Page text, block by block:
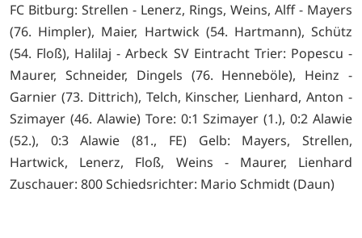
FC Bitburg: Strellen - Lenerz, Rings, Weins, Alff - Mayers
(76. Himpler), Maier, Hartwick (54. Hartmann), Schütz
(54. Floß), Halilaj - Arbeck SV Eintracht Trier: Popescu -
Maurer, Schneider, Dingels (76. Henneböle), Heinz -
Garnier (73. Dittrich), Telch, Kinscher, Lienhard, Anton -
Szimayer (46. Alawie) Tore: 0:1 Szimayer (1.), 0:2 Alawie
(52.), 0:3 Alawie (81., FE) Gelb: Mayers, Strellen,
Hartwick, Lenerz, Floß, Weins - Maurer, Lienhard
Zuschauer: 800 Schiedsrichter: Mario Schmidt (Daun)